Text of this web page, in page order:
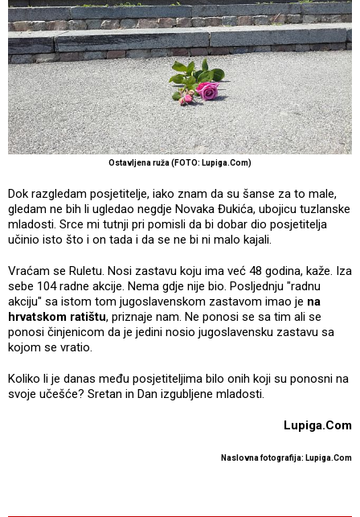
Ostavljena ruža (FOTO: Lupiga.Com)
Dok razgledam posjetitelje, iako znam da su šanse za to male,
gledam ne bih li ugledao negdje Novaka Đukića, ubojicu tuzlanske
mladosti. Srce mi tutnji pri pomisli da bi dobar dio posjetitelja
učinio isto što i on tada i da se ne bi ni malo kajali.
Vraćam se Ruletu. Nosi zastavu koju ima već 48 godina, kaže. Iza
sebe 104 radne akcije. Nema gdje nije bio. Posljednju "radnu
akciju" sa istom tom jugoslavenskom zastavom imao je na
hrvatskom ratištu, priznaje nam. Ne ponosi se sa tim ali se
ponosi činjenicom da je jedini nosio jugoslavensku zastavu sa
kojom se vratio.
Koliko li je danas među posjetiteljima bilo onih koji su ponosni na
svoje učešće? Sretan in Dan izgubljene mladosti.
Lupiga.Com
Naslovna fotografija: Lupiga.Com